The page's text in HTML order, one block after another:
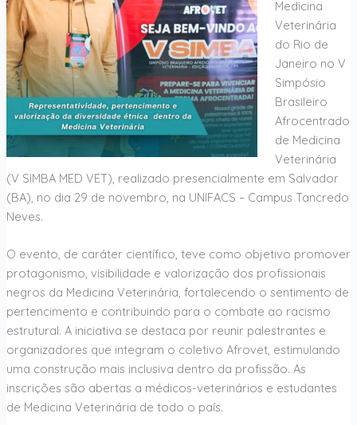
Medicina
Veterinária
do Rio de
Janeiro no V
Simpósio
Brasileiro
Afrocentrado
de Medicina
Veterinária
(V SIMBA MED VET), realizado presencialmente em Salvador
(BA), no dia 29 de novembro, na UNIFACS – Campus Tancredo
Neves.
O evento, de caráter científico, teve como objetivo promover
protagonismo, visibilidade e valorização dos profissionais
negros da Medicina Veterinária, fortalecendo o sentimento de
pertencimento e contribuindo para o combate ao racismo
estrutural. A iniciativa se destaca por reunir palestrantes e
organizadores que integram o coletivo Afrovet, estimulando
uma construção mais inclusiva dentro da profissão. As
inscrições são abertas a médicos-veterinários e estudantes
de Medicina Veterinária de todo o país.